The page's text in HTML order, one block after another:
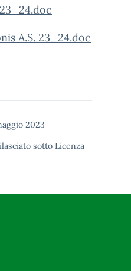
A.S. 23_24.doc
2023
sotto Licenza